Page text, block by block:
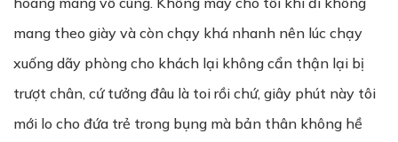
mang theo giày và còn chạy khá nhanh nên lúc chạy
xuống dãy phòng cho khách lại không cẩn thận lại bị
trượt chân, cứ tưởng đâu là toi rồi chứ, giây phút này tôi
mới lo cho đứa trẻ trong bụng mà bản thân không hề